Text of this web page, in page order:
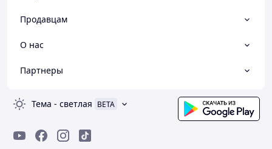
Продавцам
О нас
Партнеры
Тема - светлая BETA